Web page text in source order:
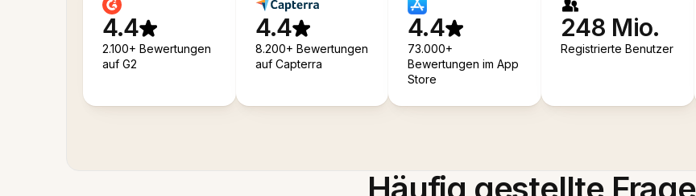
4.4
2.100+ Bewertungen
auf G2
4.4
8.200+ Bewertungen
auf Capterra
4.4
73.000+
Bewertungen im App
Store
248 Mio.
Registrierte Benutzer